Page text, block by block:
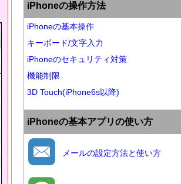
iPhoneの操作方法
iPhoneの基本操作
キーボード/文字入力
iPhoneのセキュリティ対策
機能制限
3D Touch(iPhone6s以降)
iPhoneの基本アプリの使い方
メールの設定方法と使い方